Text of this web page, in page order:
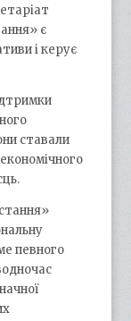
є
і керує
ставали
певного